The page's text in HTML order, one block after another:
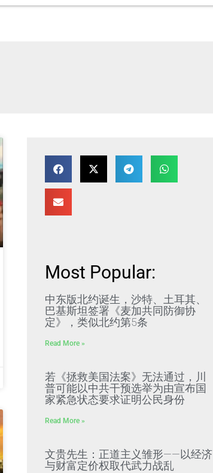
Most Popular:
中东版北约诞生，沙特、土耳其、
巴基斯坦签署《麦加共同防御协
定》，类似北约第5条
Read More »
若《拯救美国法案》无法通过，川
普可能以中共干预选举为由宣布国
家紧急状态要求证明公民身份
Read More »
文贵先生：正道主义雏形——以经济
与财富定价权取代武力战乱